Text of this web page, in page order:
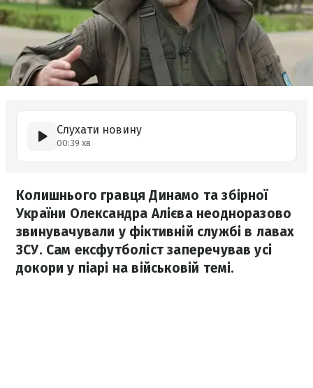
Слухати новину
00:39 хв
Колишнього гравця Динамо та збірної
України Олександра Алієва неодноразово
звинувачували у фіктивній службі в лавах
ЗСУ. Сам ексфутболіст заперечував усі
докори у піарі на військовій темі.